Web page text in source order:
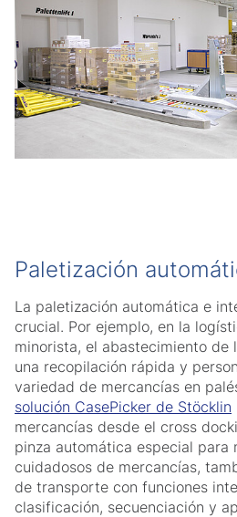
Paletización
La paletización automática e
crucial. Por ejemplo, en la
minorista, el abastecimiento de
una recopilación rápida y
variedad de mercancías en
solución CasePicker de Stöcklin
mercancías desde el cross
pinza automática especial para
cuidadosos de mercancías,
de transporte con funciones
clasificación, secuenciación y